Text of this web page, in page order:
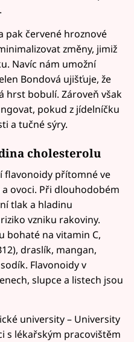
pak červené hroznové
změny, jimiž
Navíc nám umožní
Bondová ujišťuje, že
hrst bobulí. Zároveň však
pokud z jídelníčku
a tučné sýry.
cholesterolu
flavonoidy přítomné ve
ovoci. Při dlouhodobém
tlak a hladinu
vzniku rakoviny.
bohaté na vitamin C,
draslík, mangan,
Flavonoidy v
slupce a listech jsou
university – University
s lékařským pracovištěm